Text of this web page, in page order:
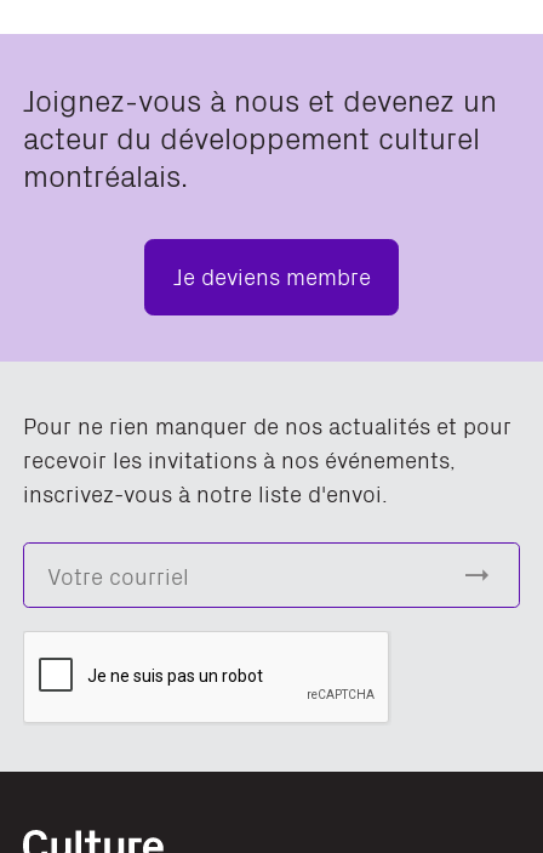
Joignez-vous à nous et devenez un
acteur du développement culturel
montréalais.
Je deviens membre
Pour ne rien manquer de nos actualités et pour
recevoir les invitations à nos événements,
inscrivez-vous à notre liste d'envoi.